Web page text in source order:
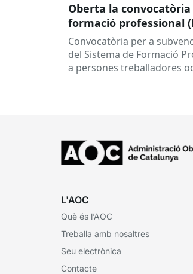
Oberta la convocatòria
formació professional
persones
Convocatòria per a
del Sistema de Formació
a persones treballadores
L'AOC
Què és l’AOC
Treballa amb nosaltres
Seu electrònica
Contacte